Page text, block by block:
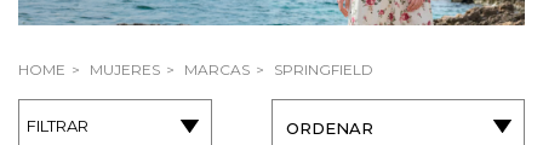
HOME MUJERES MARCAS SPRINGFIELD
FILTRAR ORDENAR